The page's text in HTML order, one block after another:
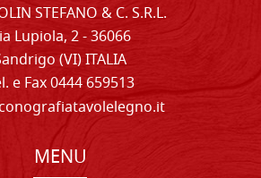
STEFANO & C. S.R.L.
Lupiola, 2 - 36066
(VI) ITALIA
e Fax 0444 659513
MENU